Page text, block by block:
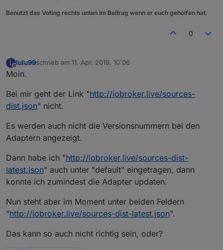
Benutzt das Voting rechts unten im Beitrag wenn er euch geholfen hat.
0
L
Offline
lulu99schrieb am 11. Apr. 2019, 10:06
zuletzt editiert von
Moin.
Bei mir geht der Link "http://iobroker.live/sources-
dist.json" nicht.
Es werden auch nicht die Versionsnummern bei den
Adaptern angezeigt.
Dann habe ich "http://iobroker.live/sources-dist-
latest.json" auch unter "default" eingetragen, dann
konnte ich zumindest die Adapter updaten.
Nun steht aber im Moment unter beiden Feldern
"http://iobroker.live/sources-dist-latest.json".
Das kann so auch nicht richtig sein, oder?